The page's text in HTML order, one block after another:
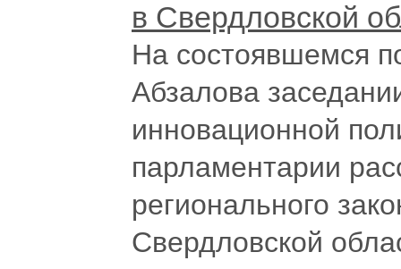
в Свердловской
На состоявшемся
Абзалова
инновационной
парламентарии
регионального
Свердловской